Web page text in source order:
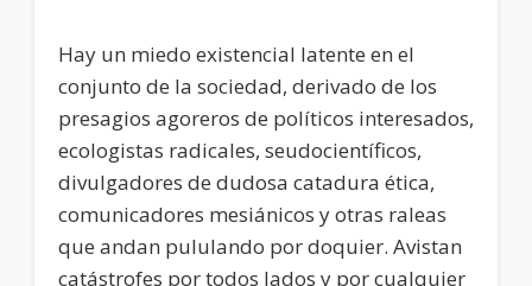
Hay un miedo existencial latente en el
conjunto de la sociedad, derivado de los
presagios agoreros de políticos interesados,
ecologistas radicales, seudocientíficos,
divulgadores de dudosa catadura ética,
comunicadores mesiánicos y otras raleas
que andan pululando por doquier. Avistan
catástrofes por todos lados y por cualquier